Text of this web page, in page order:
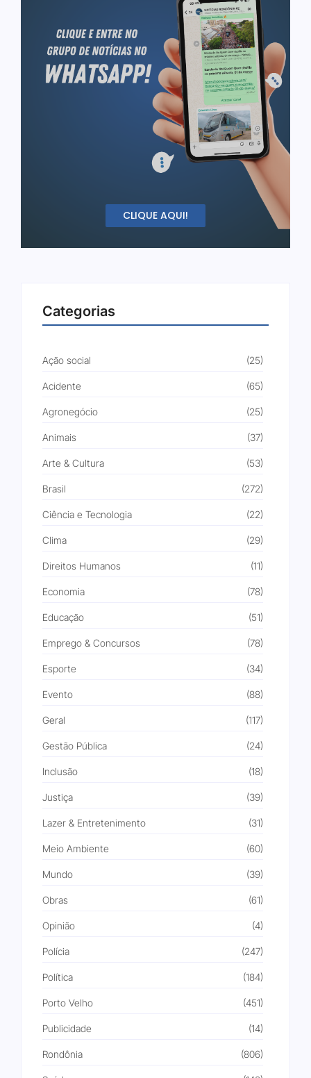
CLIQUE AQUI!
Categorias
Ação social (25)
Acidente (65)
Agronegócio (25)
Animais (37)
Arte & Cultura (53)
Brasil (272)
Ciência e Tecnologia (22)
Clima (29)
Direitos Humanos (11)
Economia (78)
Educação (51)
Emprego & Concursos (78)
Esporte (34)
Evento (88)
Geral (117)
Gestão Pública (24)
Inclusão (18)
Justiça (39)
Lazer & Entretenimento (31)
Meio Ambiente (60)
Mundo (39)
Obras (61)
Opinião (4)
Polícia (247)
Política (184)
Porto Velho (451)
Publicidade (14)
Rondônia (806)